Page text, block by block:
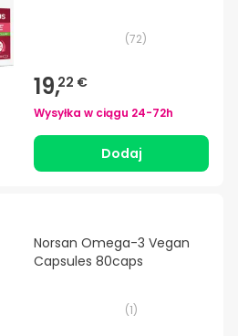
(72)
19,22 €
Wysyłka w ciągu 24-72h
Dodaj
Norsan Omega-3 Vegan
Capsules 80caps
(1)